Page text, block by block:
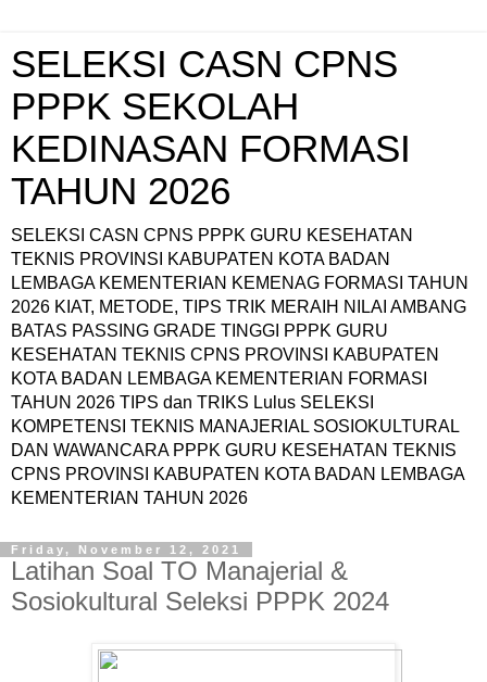
SELEKSI CASN CPNS
PPPK SEKOLAH
KEDINASAN FORMASI
TAHUN 2026
SELEKSI CASN CPNS PPPK GURU KESEHATAN
TEKNIS PROVINSI KABUPATEN KOTA BADAN
LEMBAGA KEMENTERIAN KEMENAG FORMASI TAHUN
2026 KIAT, METODE, TIPS TRIK MERAIH NILAI AMBANG
BATAS PASSING GRADE TINGGI PPPK GURU
KESEHATAN TEKNIS CPNS PROVINSI KABUPATEN
KOTA BADAN LEMBAGA KEMENTERIAN FORMASI
TAHUN 2026 TIPS dan TRIKS Lulus SELEKSI
KOMPETENSI TEKNIS MANAJERIAL SOSIOKULTURAL
DAN WAWANCARA PPPK GURU KESEHATAN TEKNIS
CPNS PROVINSI KABUPATEN KOTA BADAN LEMBAGA
KEMENTERIAN TAHUN 2026
Friday, November 12, 2021
Latihan Soal TO Manajerial &
Sosiokultural Seleksi PPPK 2024